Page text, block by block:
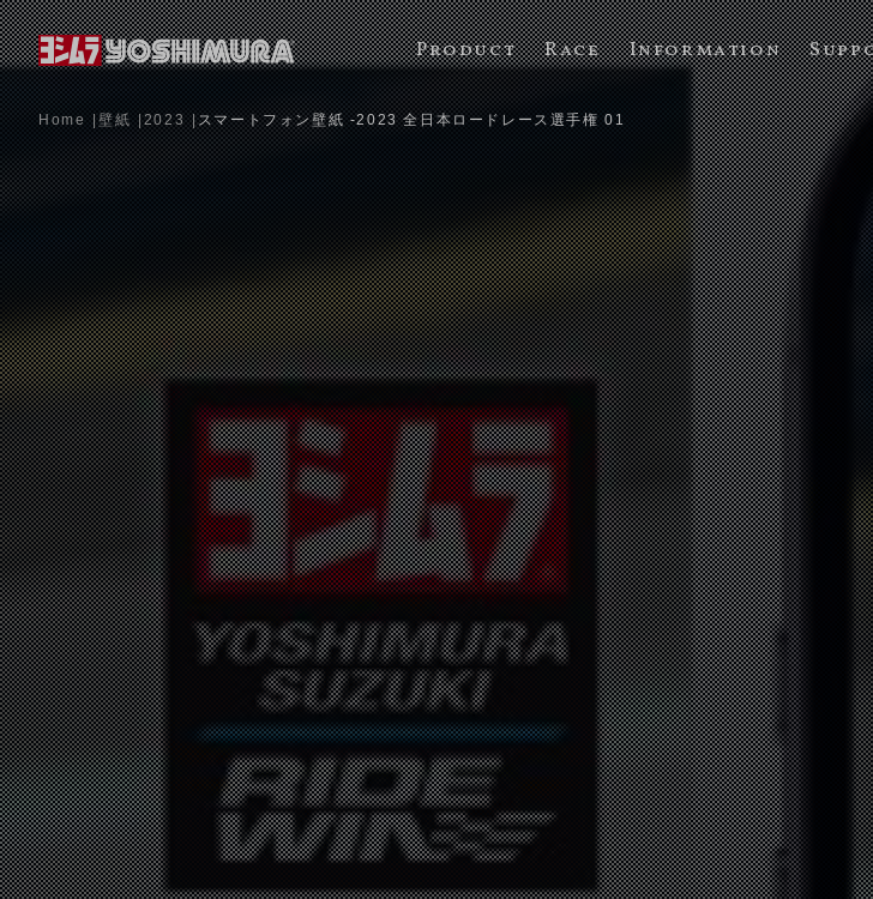
Product Race Information
Home 壁紙 2023 スマートフォン壁紙 -2023 全日本ロードレース選手権 01